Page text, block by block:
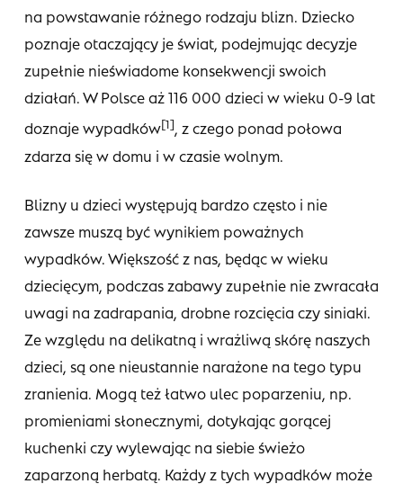
na powstawanie różnego rodzaju blizn. Dziecko
poznaje otaczający je świat, podejmując decyzje
zupełnie nieświadome konsekwencji swoich
działań. W Polsce aż 116 000 dzieci w wieku 0-9 lat
doznaje wypadków[1], z czego ponad połowa
zdarza się w domu i w czasie wolnym.
Blizny u dzieci występują bardzo często i nie
zawsze muszą być wynikiem poważnych
wypadków. Większość z nas, będąc w wieku
dziecięcym, podczas zabawy zupełnie nie zwracała
uwagi na zadrapania, drobne rozcięcia czy siniaki.
Ze względu na delikatną i wrażliwą skórę naszych
dzieci, są one nieustannie narażone na tego typu
zranienia. Mogą też łatwo ulec poparzeniu, np.
promieniami słonecznymi, dotykając gorącej
kuchenki czy wylewając na siebie świeżo
zaparzoną herbatą. Każdy z tych wypadków może